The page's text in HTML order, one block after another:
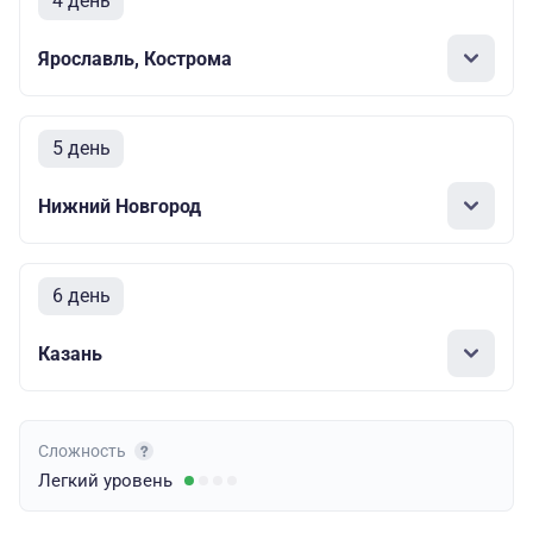
Ярославль, Кострома
5 день
Нижний Новгород
6 день
Казань
Сложность
Легкий уровень